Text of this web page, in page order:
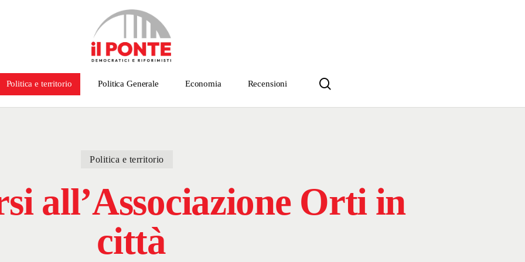
Politica e territorio Politica Generale Economia Recensioni
Politica e territorio
all’Associazione Orti in
città